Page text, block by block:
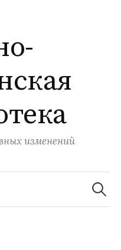
изменений
Найти: